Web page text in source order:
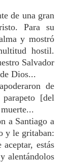
de una gran
Para su
y mostró
hostil.
Salvador
Dios...
de
[del
a Santiago a
y le gritaban:
estás
alentándolos